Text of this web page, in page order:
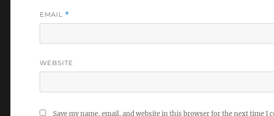
EMAIL *
WEBSITE
Save my name, email, and website in this browser for the next time I